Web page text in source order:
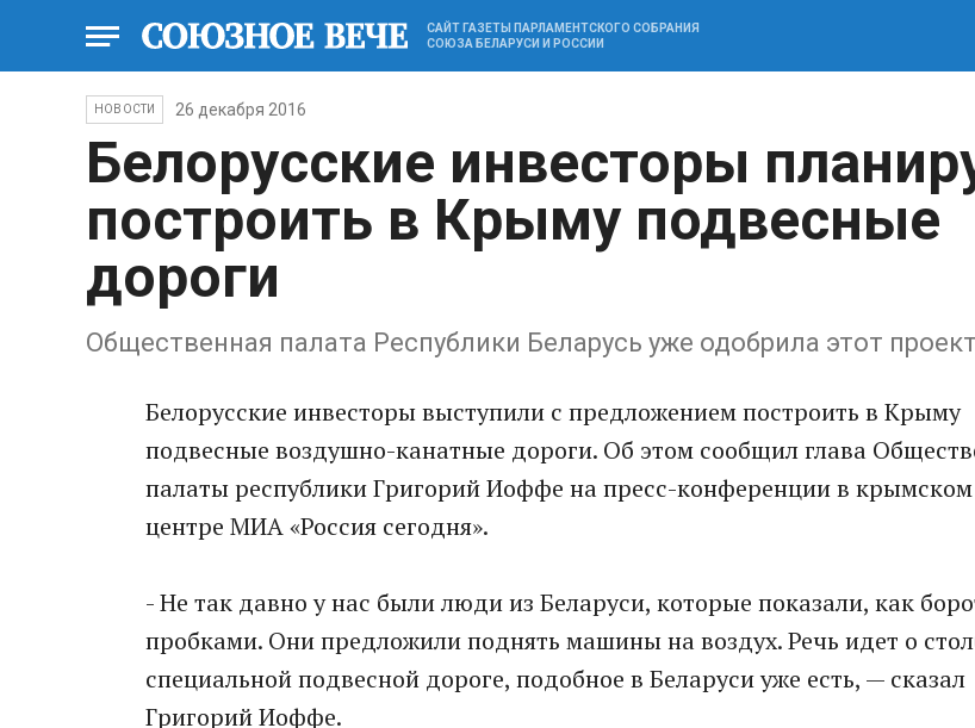
САЙТ ГАЗЕТЫ ПАРЛАМЕНТСКОГО СОБРАНИЯ
СОЮЗА БЕЛАРУСИ И РОССИИ
НОВОСТИ 26 декабря 2016
Белорусские инвесторы
построить в Крыму подвесные
дороги
Общественная палата Республики Беларусь уже одобрила этот проект
Белорусские инвесторы выступили с предложением построить в Крыму
подвесные воздушно-канатные дороги. Об этом сообщил глава
палаты республики Григорий Иоффе на пресс-конференции в
центре МИА «Россия сегодня».
- Не так давно у нас были люди из Беларуси, которые показали, как
пробками. Они предложили поднять машины на воздух. Речь идет о
специальной подвесной дороге, подобное в Беларуси уже есть, — сказал
Григорий Иоффе.